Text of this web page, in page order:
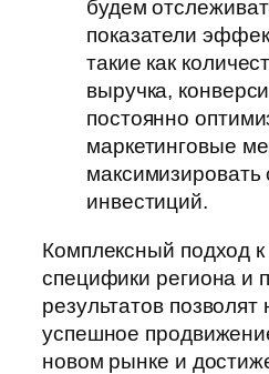
будем
показатели
такие как
выручка,
постоянно
маркетинговые
максимизировать
инвестиций.
Комплексный подход к
специфики региона и
результатов
успешное
новом рынке и